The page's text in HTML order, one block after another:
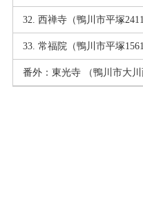
西禅寺（鴨川市平塚2411
常福院（鴨川市平塚1561
番外：東光寺 （鴨川市大川